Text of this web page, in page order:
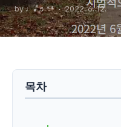
by ♩♪♬** 2022. 6. 12.
목차